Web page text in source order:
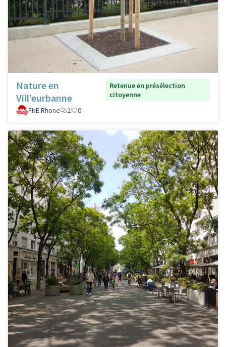
Nature en
Vill’eurbanne
Retenue en présélection
citoyenne
FNE Rhone
2 0